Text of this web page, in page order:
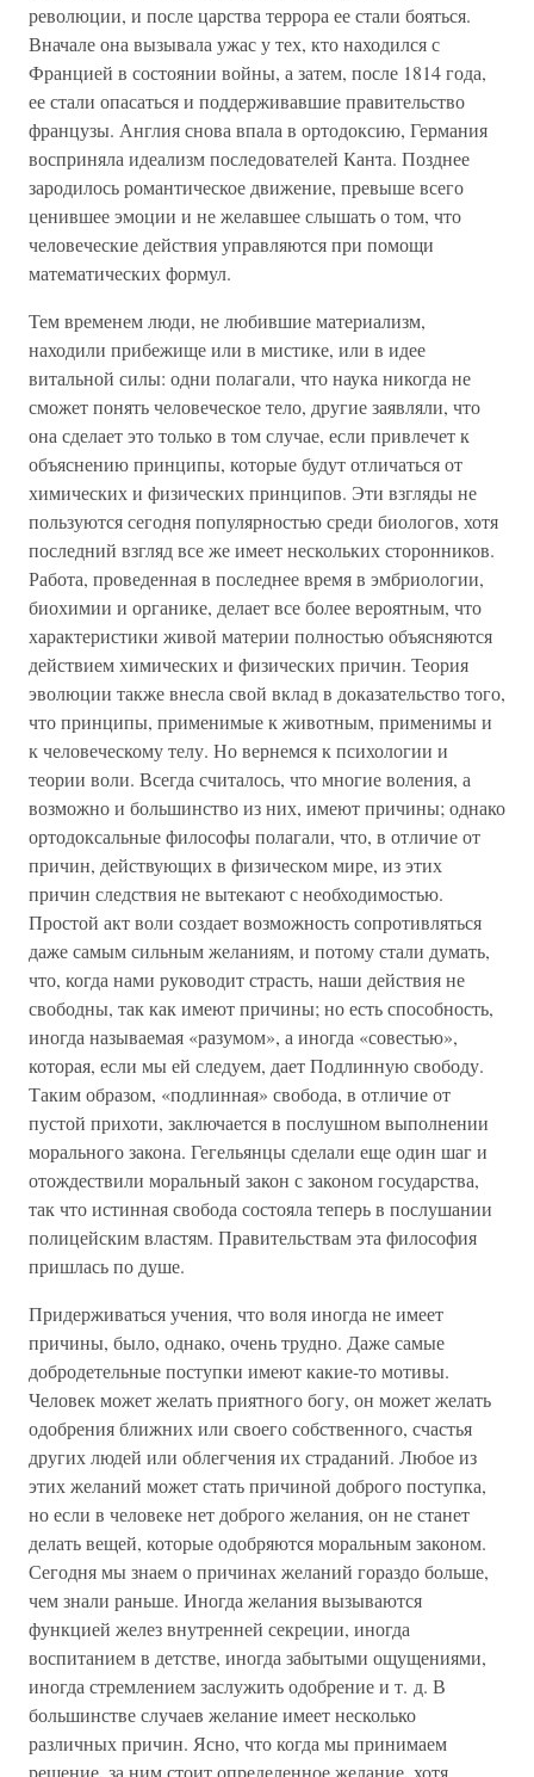
революции, и после царства террора ее стали бояться.
Вначале она вызывала ужас у тех, кто находился с
Францией в состоянии войны, а затем, после 1814 года,
ее стали опасаться и поддерживавшие правительство
французы. Англия снова впала в ортодоксию, Германия
восприняла идеализм последователей Канта. Позднее
зародилось романтическое движение, превыше всего
ценившее эмоции и не желавшее слышать о том, что
человеческие действия управляются при помощи
математических формул.
Тем временем люди, не любившие материализм,
находили прибежище или в мистике, или в идее
витальной силы: одни полагали, что наука никогда не
сможет понять человеческое тело, другие заявляли, что
она сделает это только в том случае, если привлечет к
объяснению принципы, которые будут отличаться от
химических и физических принципов. Эти взгляды не
пользуются сегодня популярностью среди биологов, хотя
последний взгляд все же имеет нескольких сторонников.
Работа, проведенная в последнее время в эмбриологии,
биохимии и органике, делает все более вероятным, что
характеристики живой материи полностью объясняются
действием химических и физических причин. Теория
эволюции также внесла свой вклад в доказательство того,
что принципы, применимые к животным, применимы и
к человеческому телу. Но вернемся к психологии и
теории воли. Всегда считалось, что многие воления, а
возможно и большинство из них, имеют причины; однако
ортодоксальные философы полагали, что, в отличие от
причин, действующих в физическом мире, из этих
причин следствия не вытекают с необходимостью.
Простой акт воли создает возможность сопротивляться
даже самым сильным желаниям, и потому стали думать,
что, когда нами руководит страсть, наши действия не
свободны, так как имеют причины; но есть способность,
иногда называемая «разумом», а иногда «совестью»,
которая, если мы ей следуем, дает Подлинную свободу.
Таким образом, «подлинная» свобода, в отличие от
пустой прихоти, заключается в послушном выполнении
морального закона. Гегельянцы сделали еще один шаг и
отождествили моральный закон с законом государства,
так что истинная свобода состояла теперь в послушании
полицейским властям. Правительствам эта философия
пришлась по душе.
Придерживаться учения, что воля иногда не имеет
причины, было, однако, очень трудно. Даже самые
добродетельные поступки имеют какие-то мотивы.
Человек может желать приятного богу, он может желать
одобрения ближних или своего собственного, счастья
других людей или облегчения их страданий. Любое из
этих желаний может стать причиной доброго поступка,
но если в человеке нет доброго желания, он не станет
делать вещей, которые одобряются моральным законом.
Сегодня мы знаем о причинах желаний гораздо больше,
чем знали раньше. Иногда желания вызываются
функцией желез внутренней секреции, иногда
воспитанием в детстве, иногда забытыми ощущениями,
иногда стремлением заслужить одобрение и т. д. В
большинстве случаев желание имеет несколько
различных причин. Ясно, что когда мы принимаем
решение, за ним стоит определенное желание, хотя